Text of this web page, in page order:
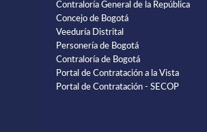
Contraloría General de la República
Concejo de Bogotá
Veeduría Distrital
Personería de Bogotá
Contraloría de Bogotá
Portal de Contratación a la Vista
Portal de Contratación - SECOP